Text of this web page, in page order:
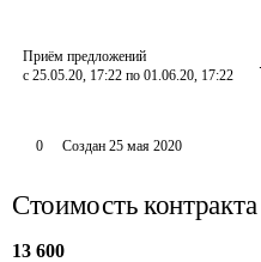
Приём предложений
с 25.05.20, 17:22 по 01.06.20, 17:22
0 Создан 25 мая 2020
Стоимость контракта
13 600